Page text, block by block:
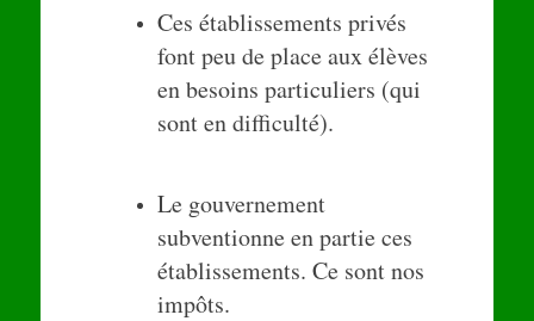
Ces établissements privés
font peu de place aux élèves
en besoins particuliers (qui
sont en difficulté).
Le gouvernement
subventionne en partie ces
établissements. Ce sont nos
impôts.